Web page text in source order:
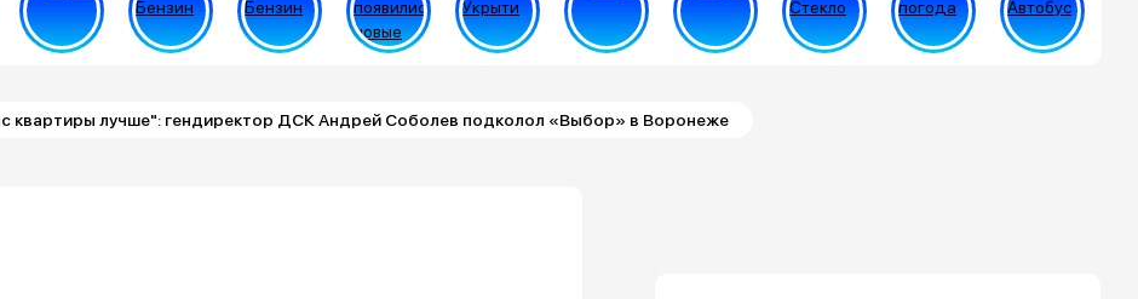
квартиры лучше": гендиректор ДСК Андрей Соболев подколол «Выбор» в Воронеже